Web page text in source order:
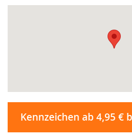
Kennzeichen ab 4,95 €